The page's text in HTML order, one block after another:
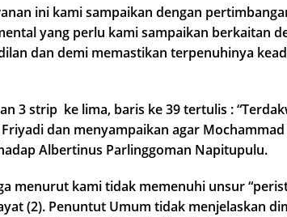
ini kami sampaikan dengan
yang perlu kami sampaikan berkaitan
dan demi memastikan terpenuhinya
3 strip ke lima, baris ke 39 tertulis :
dan menyampaikan agar
Albertinus Parlinggoman Napitupulu.
menurut kami tidak memenuhi unsur
(2). Penuntut Umum tidak menjelaskan